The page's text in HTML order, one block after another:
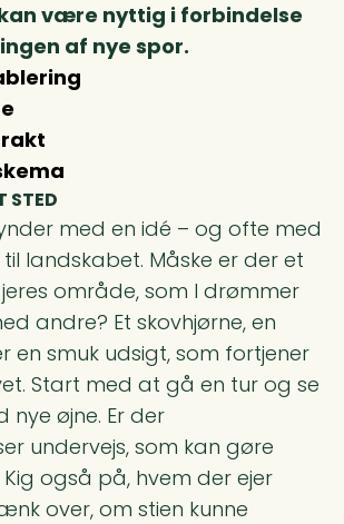
være nyttig i forbindelse
af nye spor.
STED
med en idé – og ofte med
landskabet. Måske er der et
område, som I drømmer
andre? Et skovhjørne, en
en smuk udsigt, som fortjener
Start med at gå en tur og se
øjne. Er der
undervejs, som kan gøre
også på, hvem der ejer
over, om stien kunne